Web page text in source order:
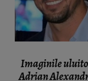
Imaginile
Adrian